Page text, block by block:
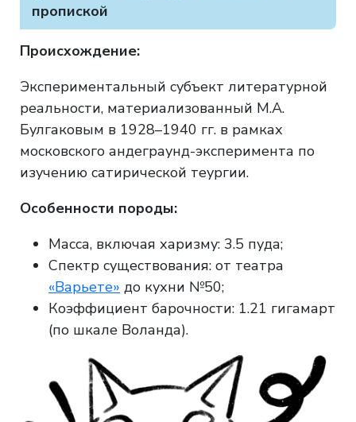
пропиской
Происхождение:
Экспериментальный субъект литературной
реальности, материализованный М.А.
Булгаковым в 1928–1940 гг. в рамках
московского андеграунд-эксперимента по
изучению сатирической теургии.
Особенности породы:
Масса, включая харизму: 3.5 пуда;
Спектр существования: от театра
«Варьете» до кухни №50;
Коэффициент барочности: 1.21 гигамарт
(по шкале Воланда).